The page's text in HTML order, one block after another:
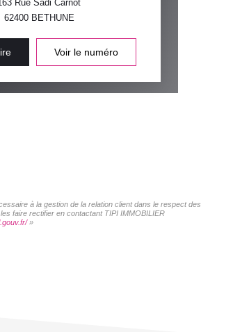
Rue Sadi Carnot
62400 BETHUNE
Voir le numéro
à la gestion de la relation client dans le respect des
faire rectifier en contactant TIPI IMMOBILIER
»